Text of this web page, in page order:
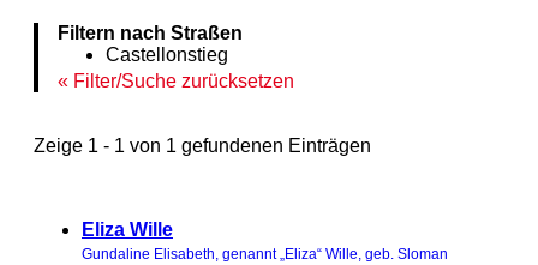
Filtern nach Straßen
Castellonstieg
Filter/Suche zurücksetzen
Zeige 1 - 1 von 1 gefundenen Einträgen
Eliza Wille
Gundaline Elisabeth, genannt „Eliza“ Wille, geb. Sloman